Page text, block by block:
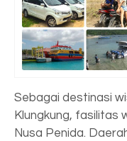
Sebagai destinasi
Klungkung, fasilitas
Nusa Penida.